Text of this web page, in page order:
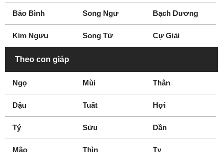
Bảo Bình Song Ngư Bạch Dương
Kim Ngưu Song Tử Cự Giải
Theo con giáp
Ngọ Mùi Thân
Dậu Tuất Hợi
Tý Sửu Dần
Mão Thìn Tỵ